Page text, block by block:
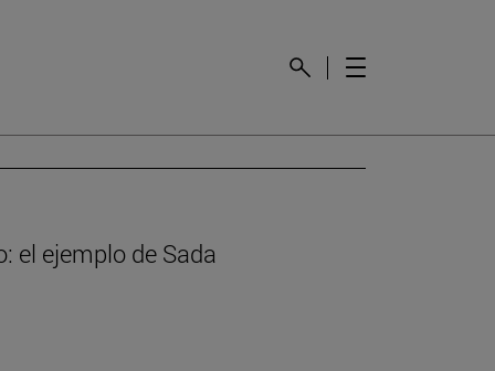
el ejemplo de Sada